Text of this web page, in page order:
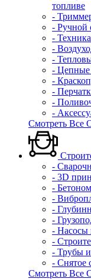
топливе
-
- Ручной
-
-
-
-
-
-
-
-
Смотреть Все
-
- 3D
-
-
-
-
- Насосы
-
- Трубы
- Снятое
Смотреть Все